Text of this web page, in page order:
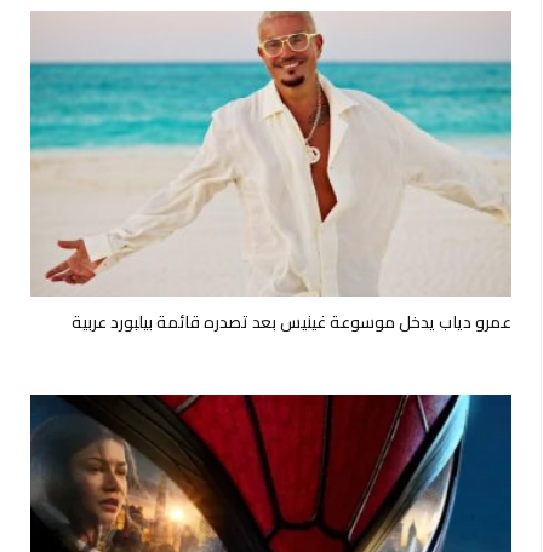
عمرو دياب يدخل موسوعة غينيس بعد تصدره قائمة بيلبورد عربية